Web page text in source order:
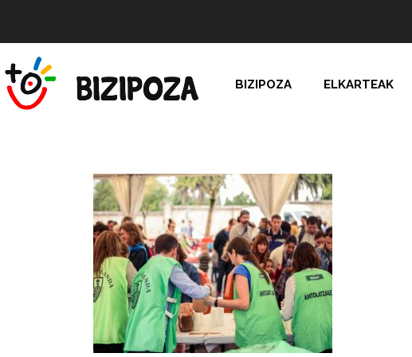
BIZIPOZA ELKARTEAK